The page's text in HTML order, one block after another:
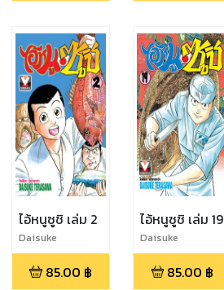
ไอ้หนูซูชิ เล่ม 2
Daisuke
Terasawa
85.00 ฿
ไอ้หนูซูชิ เล่ม 19
Daisuke
Terasawa
85.00 ฿